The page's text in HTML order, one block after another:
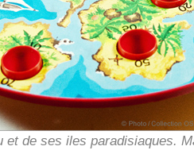
et de ses iles paradisiaques.